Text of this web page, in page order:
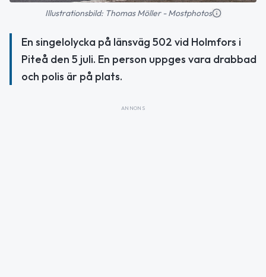
Illustrationsbild: Thomas Möller - Mostphotos
En singelolycka på länsväg 502 vid Holmfors i
Piteå den 5 juli. En person uppges vara drabbad
och polis är på plats.
ANNONS